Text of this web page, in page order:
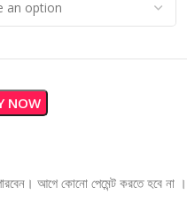
NOW
আগে কোনো পেমেন্ট করতে হবে না ।